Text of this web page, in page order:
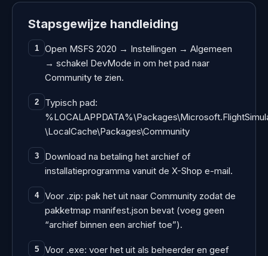
Stapsgewijze handleiding
1
Open MSFS 2020 → Instellingen → Algemeen
→ schakel DevMode in om het pad naar
Community te zien.
2
Typisch pad:
\LocalCache\Packages\Community
3
Download na betaling het archief of
installatieprogramma vanuit de X-Shop e-mail.
4
Voor .zip: pak het uit naar Community zodat de
pakketmap manifest.json bevat (voeg geen
“archief binnen een archief toe”).
5
Voor .exe: voer het uit als beheerder en geef